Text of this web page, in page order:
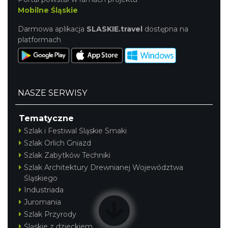
Wystawa plenerowa "Z archiwum Z.
Pamiątki rodzinne Polaków z Zaolzia"
7.58 km
Mobilne Śląskie
Darmowa aplikacja SLASKIE.travel dostępna na
platformach
NASZE SERWISY
Tematyczne
Szlak i Festiwal Śląskie Smaki
Szlak Orlich Gniazd
Szlak Zabytków Techniki
Szlak Architektury Drewnianej Województwa
Śląskiego
Industriada
Juromania
Szlak Przyrody